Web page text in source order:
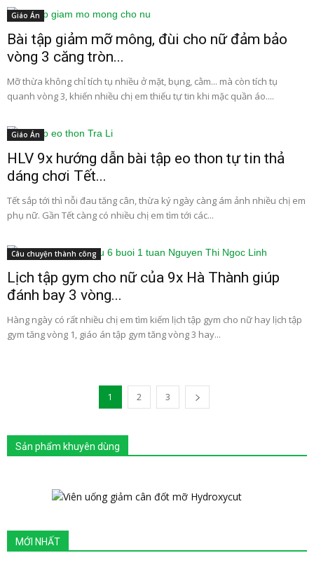
Giáo Án
Bài tập giảm mỡ mông, đùi cho nữ đảm bảo
vòng 3 căng tròn...
Mỡ thừa không chỉ tích tụ nhiều ở mặt, bụng, cằm... mà còn tích tụ
quanh vòng 3, khiến nhiều chị em thiếu tự tin khi mặc quần áo....
Giáo Án
HLV 9x hướng dẫn bài tập eo thon tự tin thả
dáng chơi Tết...
Tết sắp tới thì nỗi đau tăng cân, thừa ký ngày càng ám ảnh nhiều chị em
phụ nữ. Gần Tết càng có nhiều chị em tìm tới các...
Câu chuyện thành công
Lịch tập gym cho nữ của 9x Hà Thành giúp
đánh bay 3 vòng...
Hàng ngày có rất nhiều chị em tìm kiếm lịch tập gym cho nữ hay lịch tập
gym tăng vòng 1, giáo án tập gym tăng vòng 3 hay...
1 2 3
Sản phẩm khuyên dùng
MỚI NHẤT